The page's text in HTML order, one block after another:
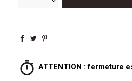
ATTENTION : fermeture